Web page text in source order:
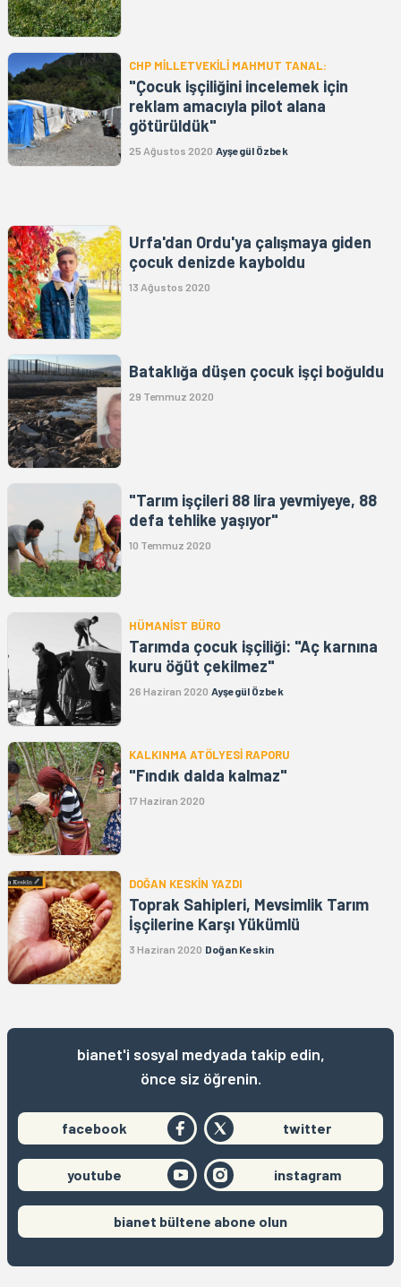
CHP MİLLETVEKİLİ MAHMUT TANAL:
"Çocuk işçiliğini incelemek için
reklam amacıyla pilot alana
götürüldük"
25 Ağustos 2020 Ayşegül Özbek
Urfa'dan Ordu'ya çalışmaya giden
çocuk denizde kayboldu
13 Ağustos 2020
Bataklığa düşen çocuk işçi boğuldu
29 Temmuz 2020
"Tarım işçileri 88 lira yevmiyeye, 88
defa tehlike yaşıyor"
10 Temmuz 2020
HÜMANİST BÜRO
Tarımda çocuk işçiliği: "Aç karnına
kuru öğüt çekilmez"
26 Haziran 2020 Ayşegül Özbek
KALKINMA ATÖLYESİ RAPORU
"Fındık dalda kalmaz"
17 Haziran 2020
DOĞAN KESKİN YAZDI
Toprak Sahipleri, Mevsimlik Tarım
İşçilerine Karşı Yükümlü
3 Haziran 2020 Doğan Keskin
bianet'i sosyal medyada takip edin,
önce siz öğrenin.
facebook twitter
youtube instagram
bianet bültene abone olun